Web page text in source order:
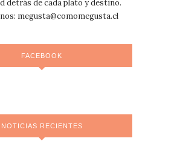
detrás de cada plato y destino.
megusta@comomegusta.cl
FACEBOOK
NOTICIAS RECIENTES